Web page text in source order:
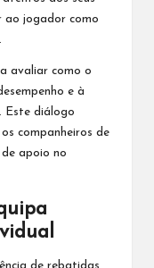
ao jogador como
avaliar como o
e à
Este diálogo
companheiros de
apoio no